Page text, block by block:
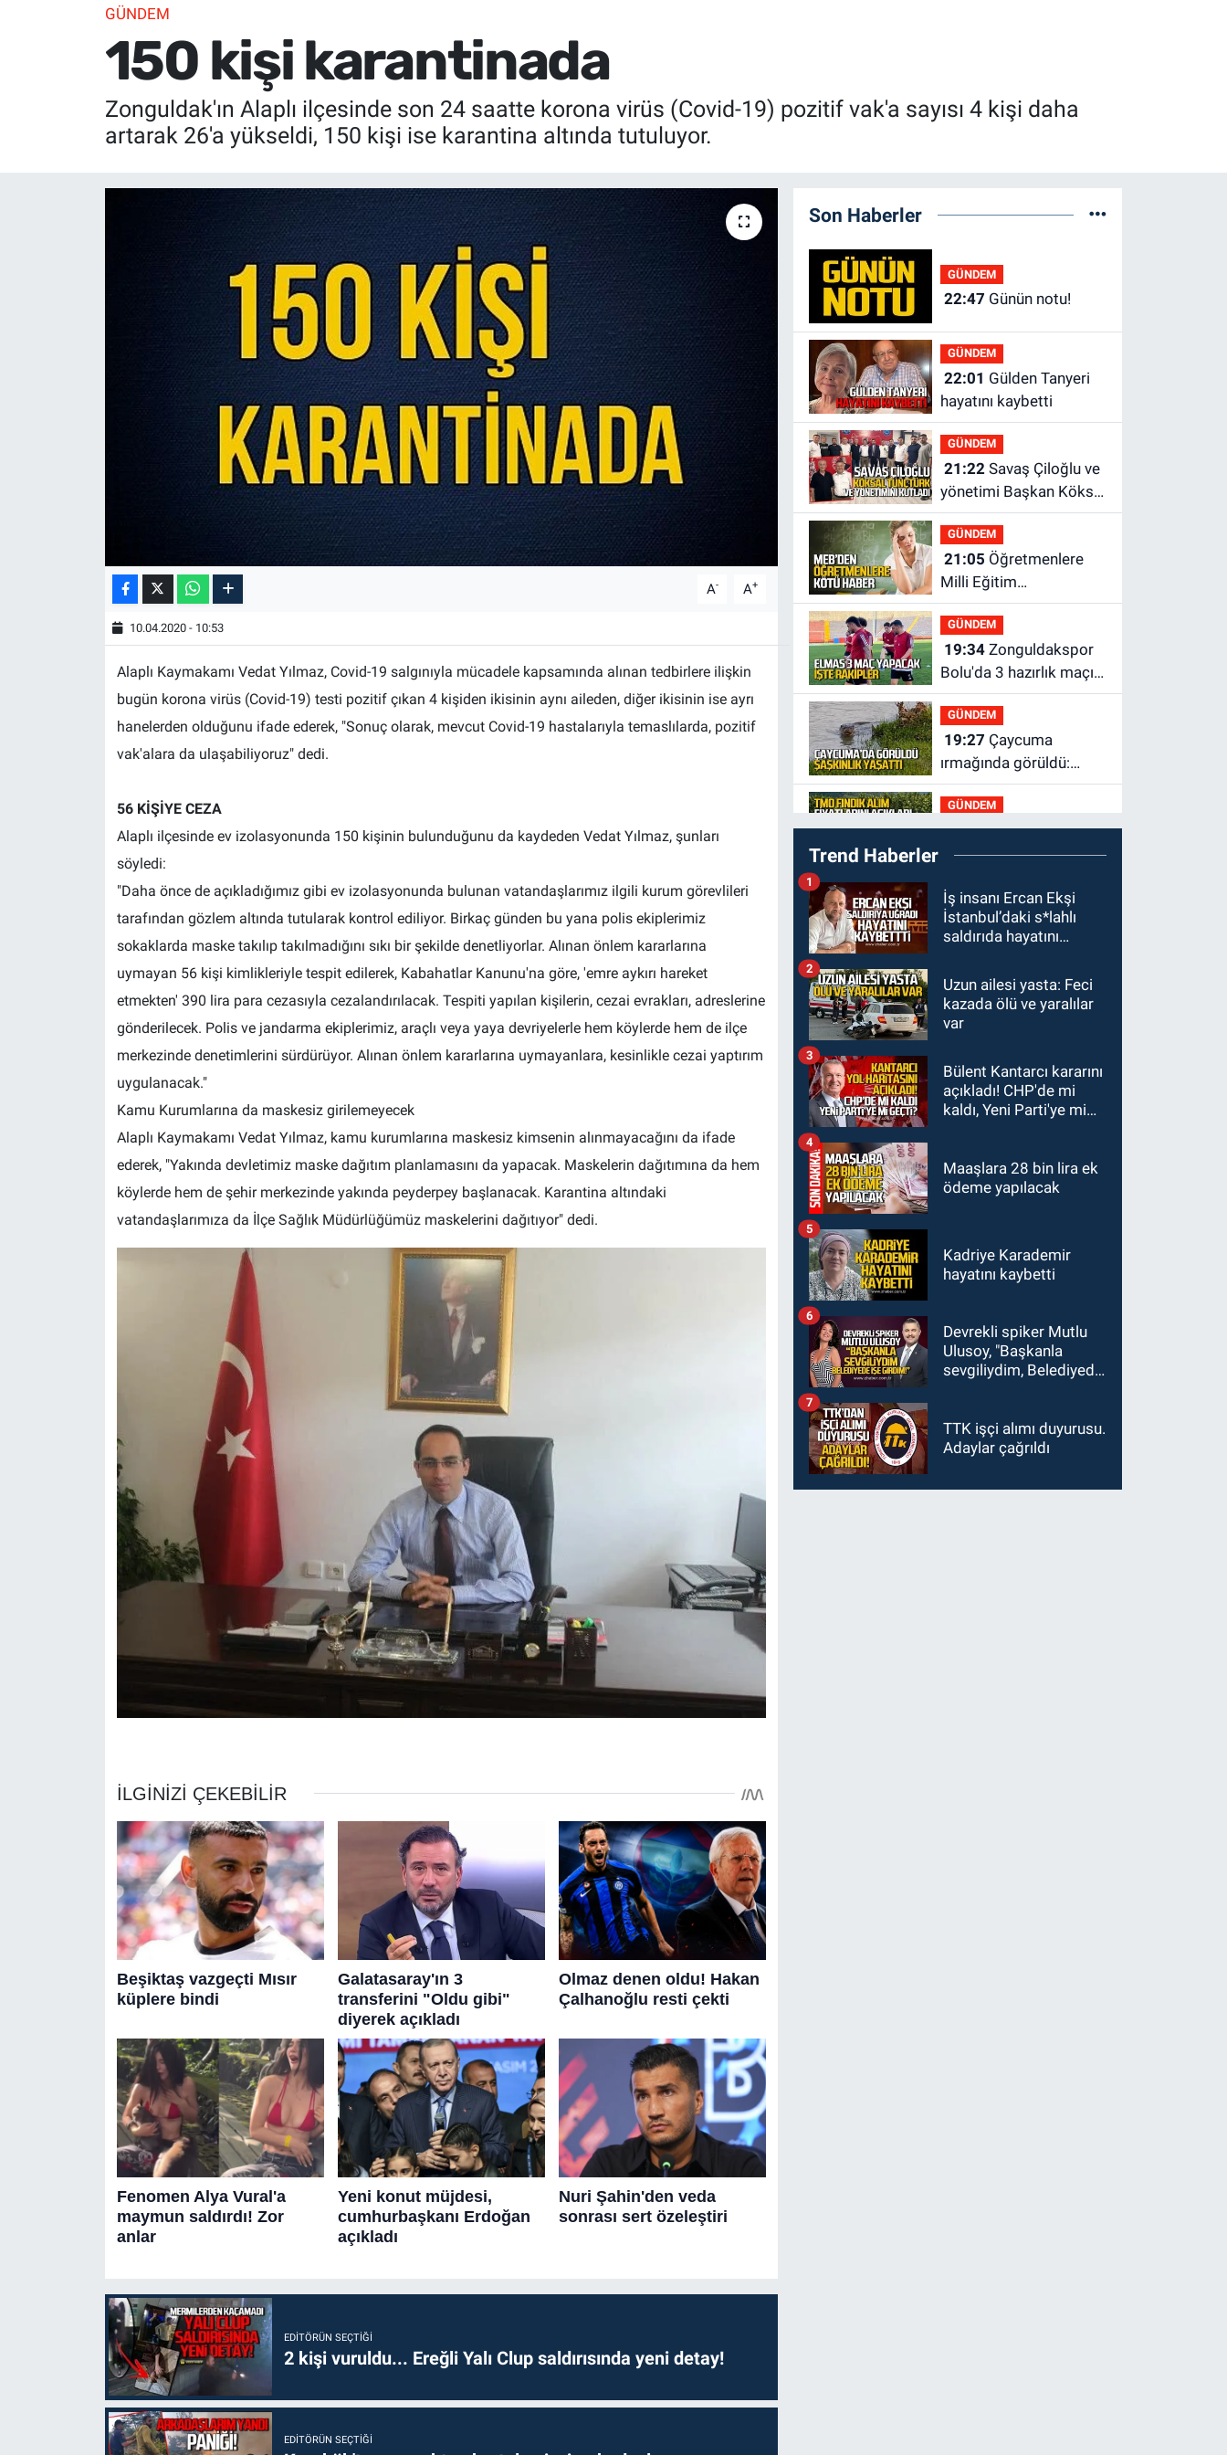
GÜNDEM
150 kişi karantinada
Zonguldak'ın Alaplı ilçesinde son 24 saatte korona virüs (Covid-19) pozitif vak'a sayısı 4 kişi daha
artarak 26'a yükseldi, 150 kişi ise karantina altında tutuluyor.
A- A+
10.04.2020 - 10:53
Alaplı Kaymakamı Vedat Yılmaz, Covid-19 salgınıyla mücadele kapsamında alınan tedbirlere ilişkin
bugün korona virüs (Covid-19) testi pozitif çıkan 4 kişiden ikisinin aynı aileden, diğer ikisinin ise ayrı
hanelerden olduğunu ifade ederek, "Sonuç olarak, mevcut Covid-19 hastalarıyla temaslılarda, pozitif
vak'alara da ulaşabiliyoruz" dedi.
56 KİŞİYE CEZA
Alaplı ilçesinde ev izolasyonunda 150 kişinin bulunduğunu da kaydeden Vedat Yılmaz, şunları
söyledi:
"Daha önce de açıkladığımız gibi ev izolasyonunda bulunan vatandaşlarımız ilgili kurum görevlileri
tarafından gözlem altında tutularak kontrol ediliyor. Birkaç günden bu yana polis ekiplerimiz
sokaklarda maske takılıp takılmadığını sıkı bir şekilde denetliyorlar. Alınan önlem kararlarına
uymayan 56 kişi kimlikleriyle tespit edilerek, Kabahatlar Kanunu'na göre, 'emre aykırı hareket
etmekten' 390 lira para cezasıyla cezalandırılacak. Tespiti yapılan kişilerin, cezai evrakları, adreslerine
gönderilecek. Polis ve jandarma ekiplerimiz, araçlı veya yaya devriyelerle hem köylerde hem de ilçe
merkezinde denetimlerini sürdürüyor. Alınan önlem kararlarına uymayanlara, kesinlikle cezai yaptırım
uygulanacak."
Kamu Kurumlarına da maskesiz girilemeyecek
Alaplı Kaymakamı Vedat Yılmaz, kamu kurumlarına maskesiz kimsenin alınmayacağını da ifade
ederek, "Yakında devletimiz maske dağıtım planlamasını da yapacak. Maskelerin dağıtımına da hem
köylerde hem de şehir merkezinde yakında peyderpey başlanacak. Karantina altındaki
vatandaşlarımıza da İlçe Sağlık Müdürlüğümüz maskelerini dağıtıyor" dedi.
EDITÖRÜN SEÇTIĞI
2 kişi vuruldu... Ereğli Yalı Clup saldırısında yeni detay!
EDITÖRÜN SEÇTIĞI
Son Haberler
GÜNDEM
22:47 Günün notu!
GÜNDEM
22:01
hayatını kaybetti
GÜNDEM
21:22Savaş Çiloğlu ve
yönetimi Başkan Köksal
Tunçtürk’ü kutladı
GÜNDEM
21:05
Milli Eğitim
Bakanlığı'ndan kötü
haber
GÜNDEM
19:34Zonguldakspor
Bolu'da 3 hazırlık maçı
oynayacak... İşte
rakipler...
GÜNDEM
19:27
ırmağında görüldü:
Görenler şaşkınlık
yaşadı
GÜNDEM
19:12TMO kabuklu
fındık alım fiyatlarını
GÜNDEM
18:52Zonguldak'ta
pitbul köpek anne ve
Tedavi altındalar
GÜNDEM
18:44Zonguldak'ta
araç yayaya çarptı: Ağır
altına alındı
GÜNDEM
18:32İşçi lideri Şemsi
Denizer kabri başında
Trend Haberler
İş insanı Ercan Ekşi
İstanbul’daki s*lahlı
saldırıda hayatını
1
Uzun ailesi yasta: Feci
kazada ölü ve yaralılar
var
2
Bülent Kantarcı kararını
açıkladı! CHP'de mi
kaldı, Yeni Parti'ye mi
3
Maaşlara 28 bin lira ek
ödeme yapılacak
4
Kadriye Karademir
hayatını kaybetti
5
Devrekli spiker Mutlu
Ulusoy, "Başkanla
sevgiliydim, Belediyede
6
TTK işçi alımı duyurusu.
Adaylar çağrıldı
7